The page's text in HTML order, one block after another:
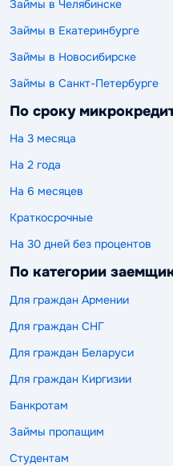
Займы в Челябинске
Займы в Екатеринбурге
Займы в Новосибирске
Займы в Санкт-Петербурге
По сроку
На 3 месяца
На 2 года
На 6 месяцев
Краткосрочные
На 30 дней без процентов
По категории
Для граждан Армении
Для граждан СНГ
Для граждан Беларуси
Для граждан Киргизии
Банкротам
Займы пропащим
Студентам